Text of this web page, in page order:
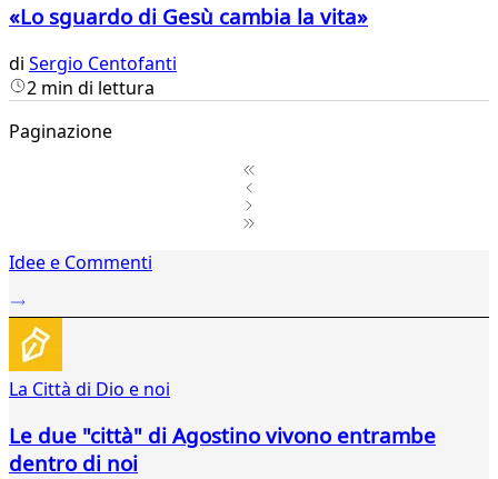
«Lo sguardo di Gesù cambia la vita»
di Sergio Centofanti
2 min di lettura
Paginazione
2Idee e Commenti
La Città di Dio e noi
Le due "città" di Agostino vivono entrambe
dentro di noi